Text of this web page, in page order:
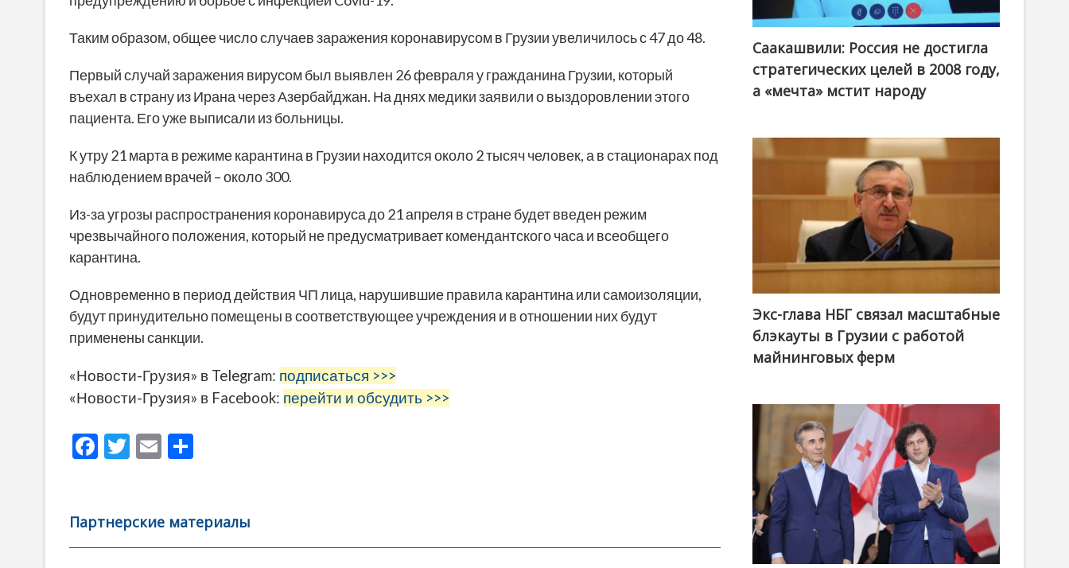
Таким образом, общее число случаев заражения коронавирусом в Грузии увеличилось с 47 до 48.
Первый случай заражения вирусом был выявлен 26 февраля у гражданина Грузии, который
въехал в страну из Ирана через Азербайджан. На днях медики заявили о выздоровлении этого
пациента. Его уже выписали из больницы.
К утру 21 марта в режиме карантина в Грузии находится около 2 тысяч человек, а в стационарах под
наблюдением врачей – около 300.
Из-за угрозы распространения коронавируса до 21 апреля в стране будет введен режим
чрезвычайного положения, который не предусматривает комендантского часа и всеобщего
карантина.
Одновременно в период действия ЧП лица, нарушившие правила карантина или самоизоляции,
будут принудительно помещены в соответствующее учреждения и в отношении них будут
применены санкции.
«Новости-Грузия» в Telegram: подписаться >>>
«Новости-Грузия» в Facebook: перейти и обсудить >>>
F
b
o
T
er
E
l
а
в
Партнерские материалы
Саакашвили: Россия не достигла
стратегических целей в 2008 году,
а «мечта» мстит народу
Экс-глава НБГ связал масштабные
блэкауты в Грузии с работой
майнинговых ферм